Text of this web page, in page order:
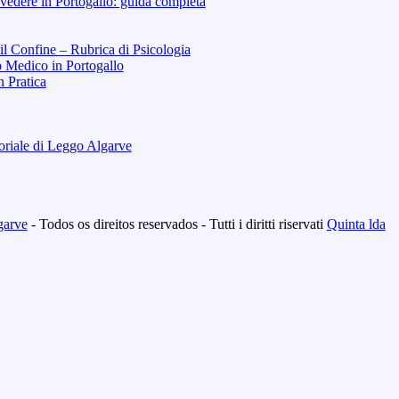
Confine – Rubrica di Psicologia
Medico in Portogallo
Pratica
di Leggo Algarve
- Todos os direitos reservados - Tutti i diritti riservati Quinta lda